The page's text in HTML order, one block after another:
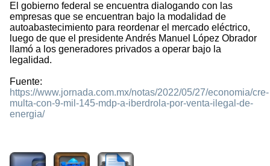
El gobierno federal se encuentra dialogando con las
empresas que se encuentran bajo la modalidad de
autoabastecimiento para reordenar el mercado eléctrico,
luego de que el presidente Andrés Manuel López Obrador
llamó a los generadores privados a operar bajo la
legalidad.
Fuente:
https://www.jornada.com.mx/notas/2022/05/27/economia/cre-
multa-con-9-mil-145-mdp-a-iberdrola-por-venta-ilegal-de-
energia/